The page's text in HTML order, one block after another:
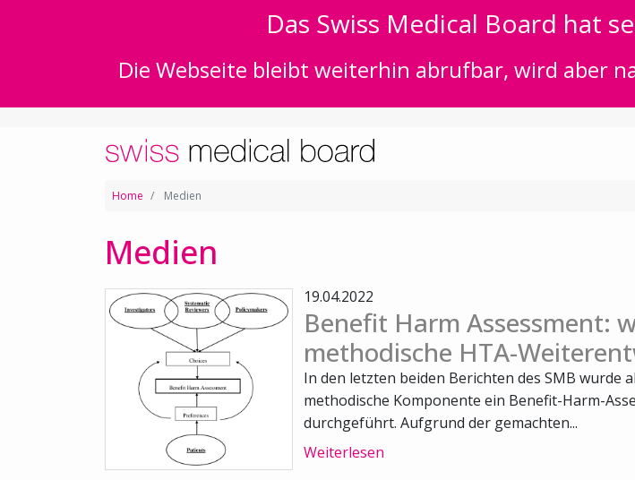
Das Swiss Medical Board hat
Die Webseite bleibt weiterhin abrufbar, wird aber
Home Medien
Medien
19.04.2022
Benefit Harm Assessment:
methodische HTA-
In den letzten beiden Berichten des SMB wurde
methodische Komponente ein Benefit-Harm-
durchgeführt. Aufgrund der gemachten...
Weiterlesen